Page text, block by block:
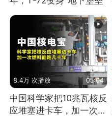
8.4万 次播放 05:04
中国科学家把10兆瓦核反
应堆塞进卡车，加一次燃